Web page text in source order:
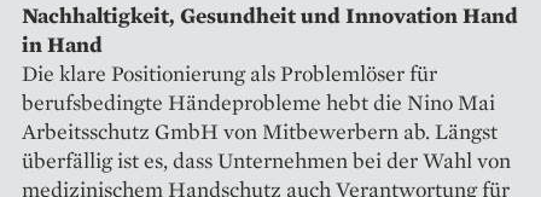
Nachhaltigkeit, Gesundheit und Innovation Hand
in Hand
Die klare Positionierung als Problemlöser für
berufsbedingte Händeprobleme hebt die Nino Mai
Arbeitsschutz GmbH von Mitbewerbern ab. Längst
überfällig ist es, dass Unternehmen bei der Wahl von
medizinischem Handschutz auch Verantwortung für